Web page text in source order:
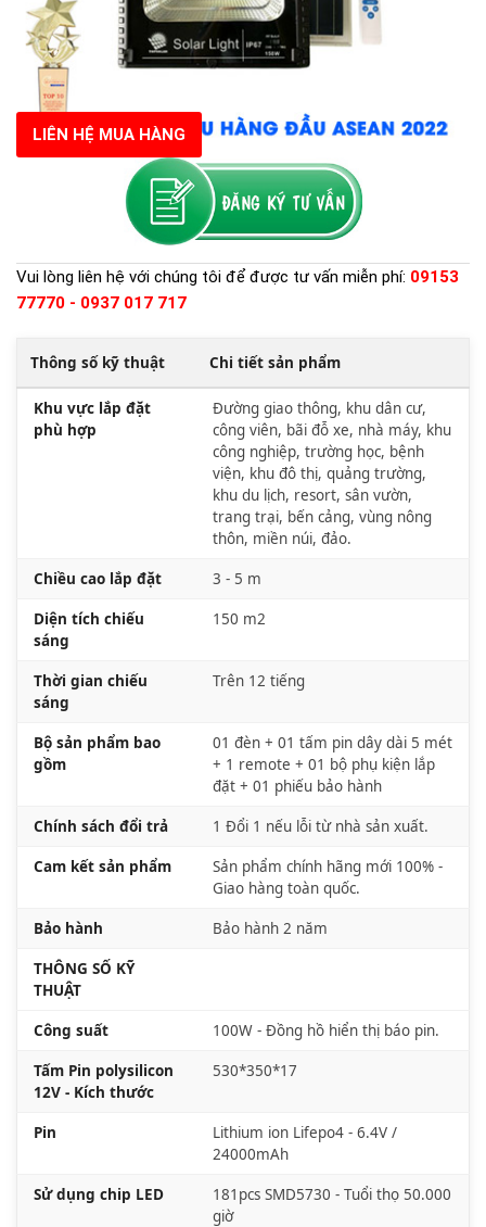
LIÊN HỆ MUA HÀNG
Vui lòng liên hệ với chúng tôi để được tư vấn miễn phí: 09153
77770 - 0937 017 717
Thông số kỹ thuật Chi tiết sản phẩm
Khu vực lắp đặt
phù hợp
Đường giao thông, khu dân cư,
công viên, bãi đỗ xe, nhà máy, khu
công nghiệp, trường học, bệnh
viện, khu đô thị, quảng trường,
khu du lịch, resort, sân vườn,
trang trại, bến cảng, vùng nông
thôn, miền núi, đảo.
Chiều cao lắp đặt 3 - 5 m
Diện tích chiếu
sáng
150 m2
Thời gian chiếu
sáng
Trên 12 tiếng
Bộ sản phẩm bao
gồm
01 đèn + 01 tấm pin dây dài 5 mét
+ 1 remote + 01 bộ phụ kiện lắp
đặt + 01 phiếu bảo hành
Chính sách đổi trả 1 Đổi 1 nếu lỗi từ nhà sản xuất.
Cam kết sản phẩm
Sản phẩm chính hãng mới 100% -
Giao hàng toàn quốc.
Bảo hành Bảo hành 2 năm
THÔNG SỐ KỸ
THUẬT
Công suất 100W - Đồng hồ hiển thị báo pin.
Tấm Pin polysilicon
12V - Kích thước
530*350*17
Pin
Lithium ion Lifepo4 - 6.4V /
24000mAh
Sử dụng chip LED
181pcs SMD5730 - Tuổi thọ 50.000
giờ